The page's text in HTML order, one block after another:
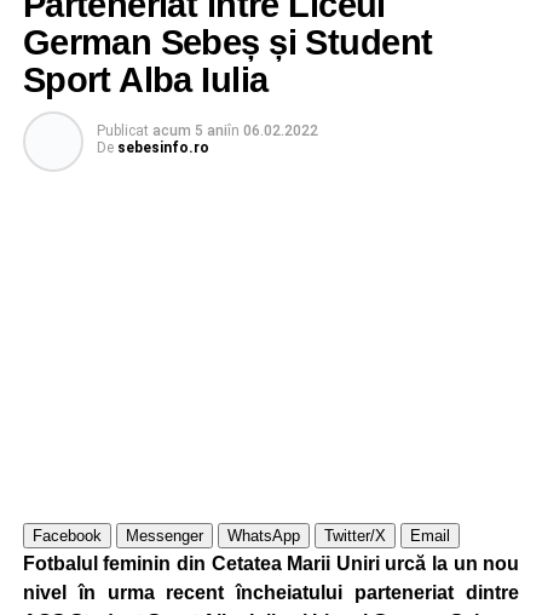
German Sebeș și Student
Sport Alba Iulia
Publicat acum 5 aniîn 06.02.2022
De sebesinfo.ro
Facebook Messenger WhatsApp Twitter/X Email
Fotbalul feminin din Cetatea Marii Uniri urcă la un nou
nivel în urma recent încheiatului parteneriat dintre